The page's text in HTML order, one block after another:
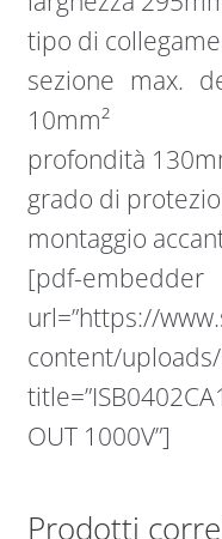
tipo di
sezione max.
10mm²
profondità
grado di
montaggio
[pdf-embedder
url=”https://
content/
OUT 1000V”]
Prodotti